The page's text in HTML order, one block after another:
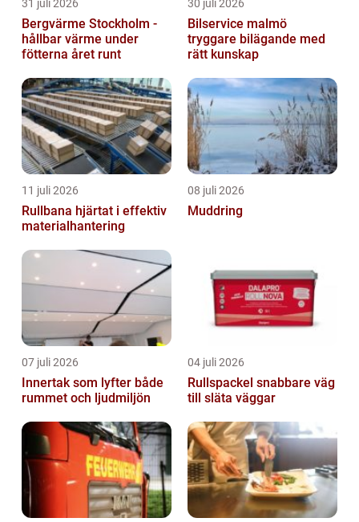
31 juli 2026
Bergvärme Stockholm -
hållbar värme under
fötterna året runt
30 juli 2026
Bilservice malmö
tryggare bilägande med
rätt kunskap
11 juli 2026
Rullbana hjärtat i effektiv
materialhantering
08 juli 2026
Muddring
07 juli 2026
Innertak som lyfter både
rummet och ljudmiljön
04 juli 2026
Rullspackel snabbare väg
till släta väggar